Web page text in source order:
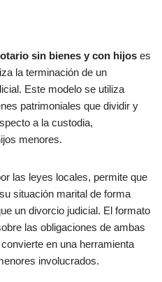
sin bienes y con hijos es
la terminación de un
Este modelo se utiliza
patrimoniales que dividir y
a la custodia,
menores.
las leyes locales, permite que
situación marital de forma
un divorcio judicial. El formato
las obligaciones de ambas
en una herramienta
involucrados.